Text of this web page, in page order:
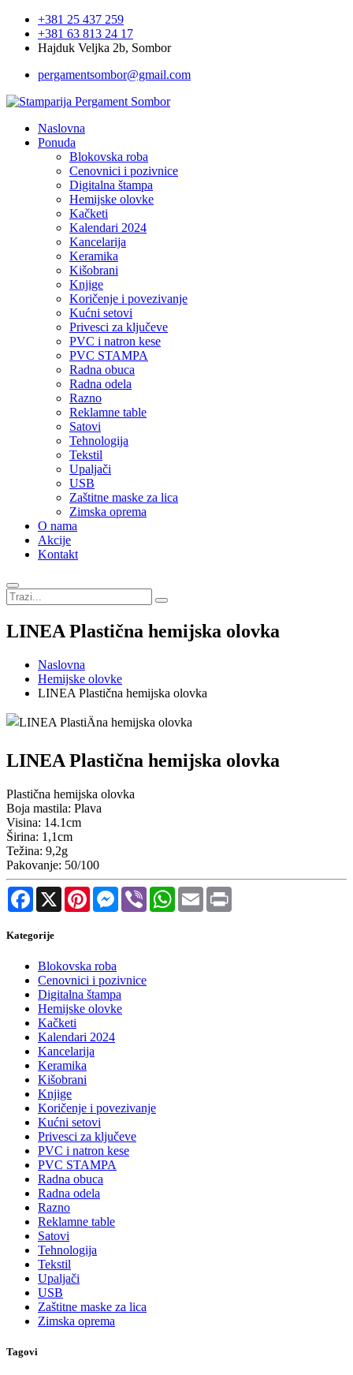
+381 25 437 259
+381 63 813 24 17
Hajduk Veljka 2b, Sombor
pergamentsombor@gmail.com
Naslovna
Ponuda
Blokovska roba
Cenovnici i pozivnice
Digitalna štampa
Hemijske olovke
Kačketi
Kalendari 2024
Kancelarija
Keramika
Kišobrani
Knjige
Koričenje i povezivanje
Kućni setovi
Privesci za ključeve
PVC i natron kese
PVC STAMPA
Radna obuca
Radna odela
Razno
Reklamne table
Satovi
Tehnologija
Tekstil
Upaljači
USB
Zaštitne maske za lica
Zimska oprema
O nama
Akcije
Kontakt
LINEA Plastična hemijska olovka
Naslovna
Hemijske olovke
LINEA Plastična hemijska olovka
LINEA Plastična hemijska olovka
Plastična hemijska olovka
Boja mastila: Plava
Visina: 14.1cm
Širina: 1,1cm
Težina: 9,2g
Pakovanje: 50/100
Facebook
X PinterestMessenger
Viber WhatsApp
Email
Kategorije
Blokovska roba
Cenovnici i pozivnice
Digitalna štampa
Hemijske olovke
Kačketi
Kalendari 2024
Kancelarija
Keramika
Kišobrani
Knjige
Koričenje i povezivanje
Kućni setovi
Privesci za ključeve
PVC i natron kese
PVC STAMPA
Radna obuca
Radna odela
Razno
Reklamne table
Satovi
Tehnologija
Tekstil
Upaljači
USB
Zaštitne maske za lica
Zimska oprema
Tagovi